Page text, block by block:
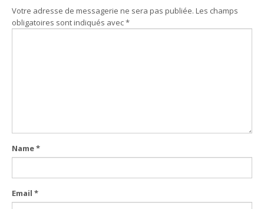
Votre adresse de messagerie ne sera pas publiée. Les champs
obligatoires sont indiqués avec*
Name*
Email *